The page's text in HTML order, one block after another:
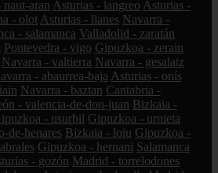
aran Asturias - langreo Asturias -
- olot Asturias - llanes Navarra -
- salamanca Valladolid - zaratán
Pontevedra - vigo Gipuzkoa - zerain
Navarra - valtierra Navarra - gesalatz
- abaurrea-baja Asturias - onís
Navarra - baztan Cantabria -
- valencia-de-don-juan Bizkaia -
- usurbil Gipuzkoa - urnieta
de-henares Bizkaia - loiu Gipuzkoa -
Gipuzkoa - hernani Salamanca
- gozón Madrid - torrelodones